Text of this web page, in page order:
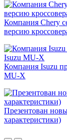
Компания Chery
версию
Компания Isuzu
MU-X
Презентован
характеристики)